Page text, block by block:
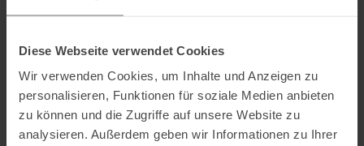
Diese Webseite verwendet Cookies
Wir verwenden Cookies, um Inhalte und Anzeigen zu
personalisieren, Funktionen für soziale Medien anbieten
zu können und die Zugriffe auf unsere Website zu
analysieren. Außerdem geben wir Informationen zu Ihrer
ELAN
Tourenski
UVP649,95€
479,00 €
UVP499,95€
419,00 €